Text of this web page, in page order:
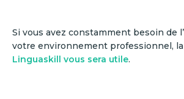
Si vous avez constamment besoin de
votre environnement professionnel,
Linguaskill vous sera utile.